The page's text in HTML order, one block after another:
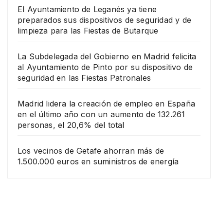
El Ayuntamiento de Leganés ya tiene
preparados sus dispositivos de seguridad y de
limpieza para las Fiestas de Butarque
La Subdelegada del Gobierno en Madrid felicita
al Ayuntamiento de Pinto por su dispositivo de
seguridad en las Fiestas Patronales
Madrid lidera la creación de empleo en España
en el último año con un aumento de 132.261
personas, el 20,6% del total
Los vecinos de Getafe ahorran más de
1.500.000 euros en suministros de energía